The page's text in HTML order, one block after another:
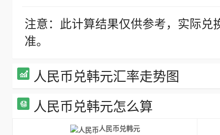
注意：此计算结果仅供参考，实际
准。
人民币兑韩元汇率走势图
人民币兑韩元怎么算
人民币兑韩元